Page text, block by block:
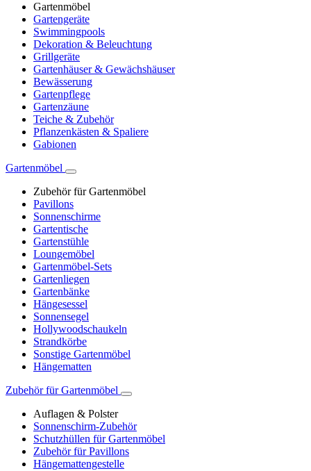
Gartenmöbel
Gartengeräte
Swimmingpools
Dekoration & Beleuchtung
Grillgeräte
Gartenhäuser & Gewächshäuser
Bewässerung
Gartenpflege
Gartenzäune
Teiche & Zubehör
Pflanzenkästen & Spaliere
Gabionen
Gartenmöbel
Zubehör für Gartenmöbel
Pavillons
Sonnenschirme
Gartentische
Gartenstühle
Loungemöbel
Gartenmöbel-Sets
Gartenliegen
Gartenbänke
Hängesessel
Sonnensegel
Hollywoodschaukeln
Strandkörbe
Sonstige Gartenmöbel
Hängematten
Zubehör für Gartenmöbel
Auflagen & Polster
Sonnenschirm-Zubehör
Schutzhüllen für Gartenmöbel
Zubehör für Pavillons
Hängemattengestelle